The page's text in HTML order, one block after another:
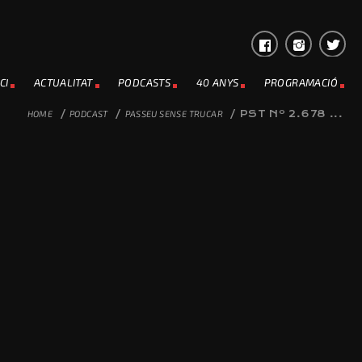
ACTUALITAT PODCASTS 40 ANYS PROGRAMACIÓ
HOME / PODCAST / PASSEU SENSE TRUCAR / PST Nº 2.678 ...